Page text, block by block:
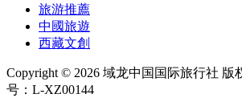
旅游推薦
中國旅遊
西藏文創
Copyright © 2026 域龙中国国际旅行社 版
号：L-XZ00144